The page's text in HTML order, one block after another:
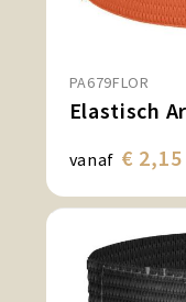
PA679FLOR
Elastisch
vanaf € 2,15